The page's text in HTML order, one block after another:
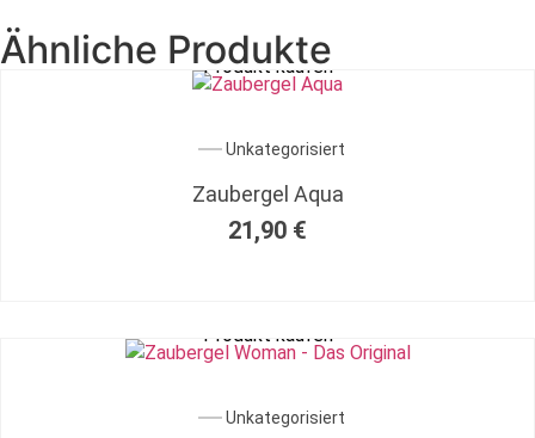
Ähnliche Produkte
Produkt kaufen
Unkategorisiert
Zaubergel Aqua
21,90 €
Produkt kaufen
Unkategorisiert